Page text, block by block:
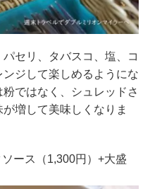
セリ、タバスコ、塩、コ
ジして楽しめるようにな
ではなく、シュレッドさ
増して美味しくなりま
ース（1,300円）+大盛